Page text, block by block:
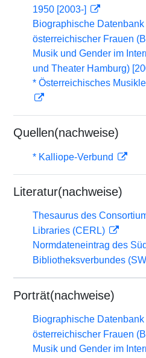
1950 [2003-]
Biographische
österreichischer Frauen
Musik und Gender im
und Theater Hamburg)
* Österreichisches
Quellen(nachweise)
* Kalliope-Verbund
Literatur(nachweise)
Thesaurus des
Libraries (CERL)
Normdateneintrag des
Bibliotheksverbundes
Porträt(nachweise)
Biographische
österreichischer Frauen
Musik und Gender im